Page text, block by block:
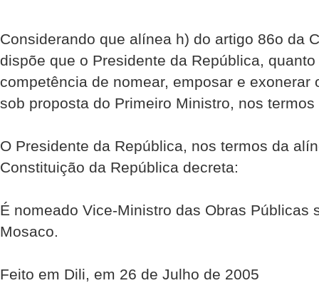
Considerando que alínea h) do artigo 86o da
dispõe que o Presidente da República,
competência de nomear, emposar e exonerar
sob proposta do Primeiro Ministro, nos
O Presidente da República, nos termos da
Constituição da República decreta:
É nomeado Vice-Ministro das Obras Públicas
Mosaco.
Feito em Dili, em 26 de Julho de 2005